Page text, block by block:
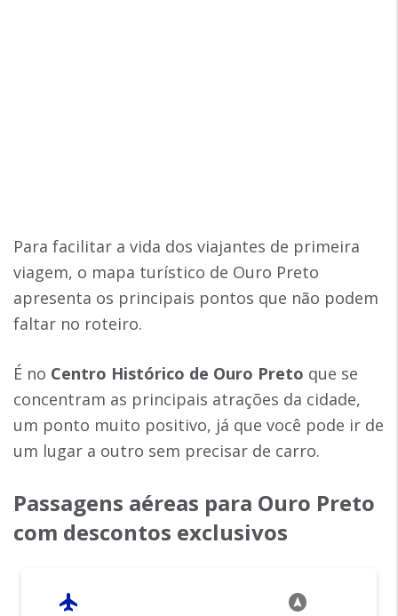
Para facilitar a vida dos viajantes de primeira
viagem, o mapa turístico de Ouro Preto
apresenta os principais pontos que não podem
faltar no roteiro.
É no Centro Histórico de Ouro Preto que se
concentram as principais atrações da cidade,
um ponto muito positivo, já que você pode ir de
um lugar a outro sem precisar de carro.
Passagens aéreas para Ouro Preto
com descontos exclusivos
flight assistant_navigation